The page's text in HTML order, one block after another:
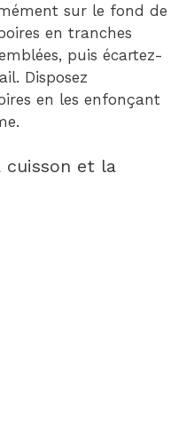
sur le fond de
en tranches
puis écartez-
Disposez
en les enfonçant
cuisson et la